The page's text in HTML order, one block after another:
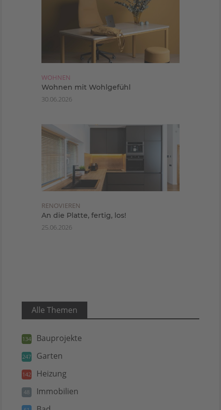
WOHNEN
Wohnen mit Wohlgefühl
30.06.2026
RENOVIEREN
An die Platte, fertig, los!
25.06.2026
Alle Themen
134 Bauprojekte
247 Garten
142 Heizung
48 Immobilien